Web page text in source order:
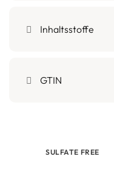
Inhaltsstoffe
GTIN
SULFATE FREE